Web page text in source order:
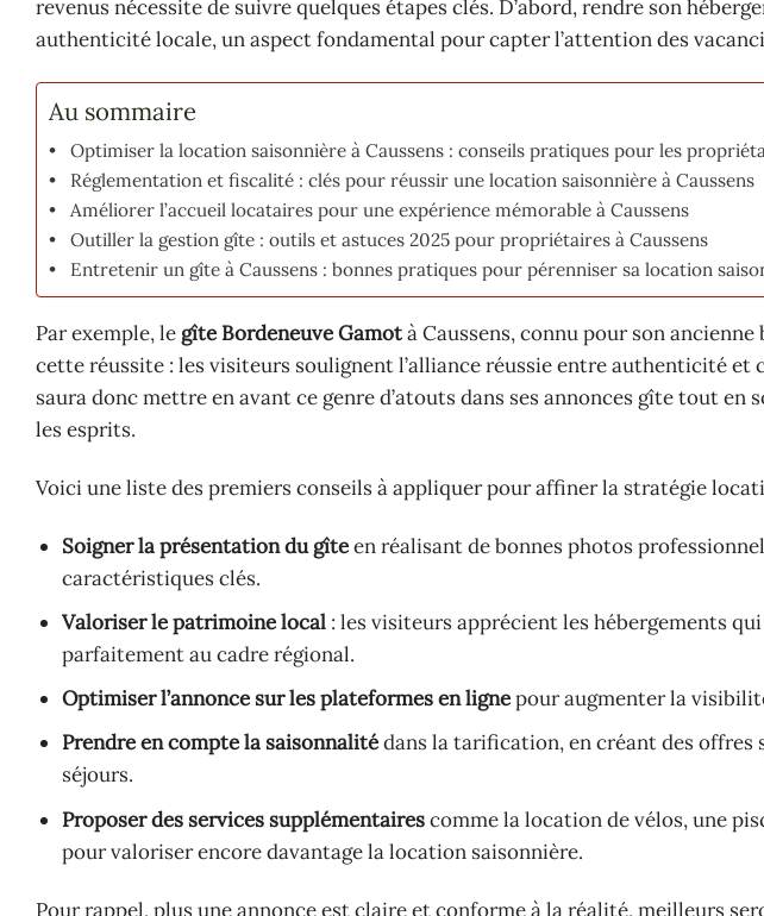
revenus nécessite de suivre quelques étapes clés. D’abord, rendre son
authenticité locale, un aspect fondamental pour capter l’attention des
Au sommaire
Optimiser la location saisonnière à Caussens : conseils pratiques pour les
Réglementation et fiscalité : clés pour réussir une location saisonnière à Caussens
Améliorer l’accueil locataires pour une expérience mémorable à Caussens
Outiller la gestion gîte : outils et astuces 2025 pour propriétaires à Caussens
Entretenir un gîte à Caussens : bonnes pratiques pour pérenniser sa location
Par exemple, le gîte Bordeneuve Gamotà Caussens, connu pour son
cette réussite : les visiteurs soulignent l’alliance réussie entre authenticité
saura donc mettre en avant ce genre d’atouts dans ses annonces gîte tout
les esprits.
Voici une liste des premiers conseils à appliquer pour affiner la stratégie
Soigner la présentation du gîteen réalisant de bonnes photos
caractéristiques clés.
Valoriser le patrimoine local : les visiteurs apprécient les hébergements
parfaitement au cadre régional.
Optimiser l’annonce sur les plateformes en lignepour augmenter la
Prendre en compte la saisonnalitédans la tarification, en créant des offres
séjours.
Proposer des services supplémentairescomme la location de vélos, une
pour valoriser encore davantage la location saisonnière.
Pour rappel, plus une annonce est claire et conforme à la réalité, meilleurs